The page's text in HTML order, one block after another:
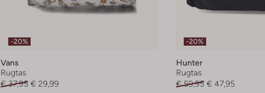
-20%
Vans
Rugtas
€ 37,95 € 29,99
-20%
Hunter
Rugtas
€ 59,95 € 47,95